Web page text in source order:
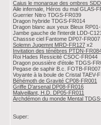
Caius le monarque des ombres
Aile infernale, Héros du mal GLAS-
Guerrier Nitro TDGS-FR039
Dragon hybride TDGS-FR014
Dragon blanc aux yeux Bleux
Jambe gauche de l'interdit LDD-
Chassse ciel Fantome DP07-FR007
Solemn Jugemnt MRD-FR127 x2
Invitation des ténébres PTDN-
Roi Hades Ressicité CSOC-FR044
Dragon poussière d'étoile TDGS-
Pegase de saphir B.c. FOTB-FR007
Voyante à la boule de Cristal TAEV-
Béhémoth de Gravité CP08-FR001
Griffe D'arsenal DP08-FR016
Malveillant, H.D. DP05-FR011
Archdémon du monde Mental
Super: